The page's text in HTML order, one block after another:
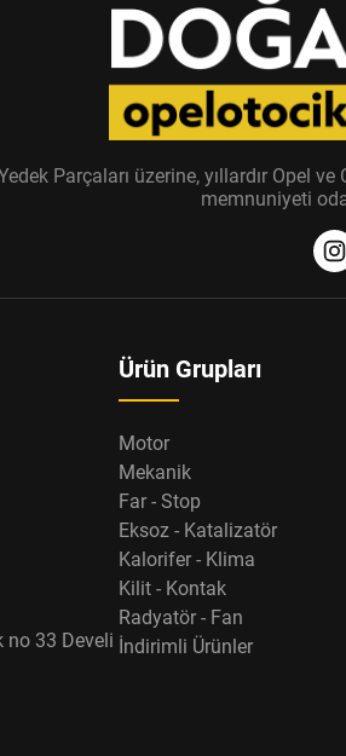
Parçaları üzerine, yıllardır
memnuniyeti
no 33 Develi
Ürün Grupları
Motor
Mekanik
Far - Stop
Eksoz - Katalizatör
Kalorifer - Klima
Kilit - Kontak
Radyatör - Fan
İndirimli Ürünler